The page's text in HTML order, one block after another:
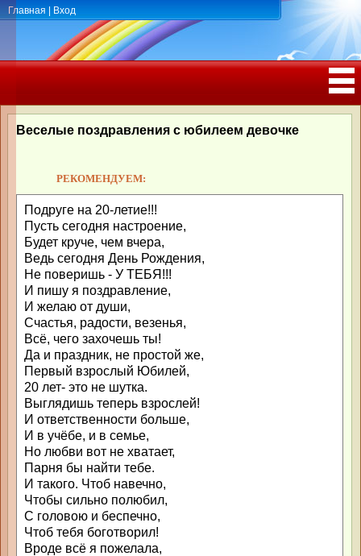
Главная Вход
РОЖДЕНИЯ, ЮБИЛЕЕМ
Веселые поздравления с юбилеем девочке
РЕКОМЕНДУЕМ:
Подруге на 20-летие!!!
Пусть сегодня настроение,
Будет круче, чем вчера,
Ведь сегодня День Рождения,
Не поверишь - У ТЕБЯ!!!
И пишу я поздравление,
И желаю от души,
Счастья, радости, везенья,
Всё, чего захочешь ты!
Да и праздник, не простой же,
Первый взрослый Юбилей,
20 лет- это не шутка.
Выглядишь теперь взрослей!
И ответственности больше,
И в учёбе, и в семье,
Но любви вот не хватает,
Парня бы найти тебе.
И такого. Чтоб навечно,
Чтобы сильно полюбил,
С головою и беспечно,
Чтоб тебя боготворил!
Вроде всё я пожелала,